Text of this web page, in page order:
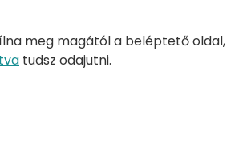
meg magától a beléptető oldal,
tudsz odajutni.